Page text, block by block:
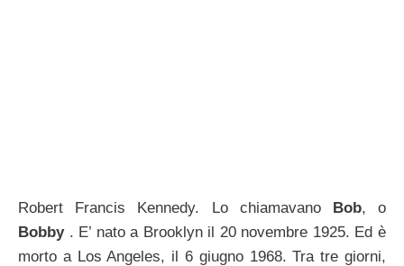
Robert Francis Kennedy. Lo chiamavano Bob, o
Bobby . E’ nato a Brooklyn il 20 novembre 1925. Ed è
morto a Los Angeles, il 6 giugno 1968. Tra tre giorni,